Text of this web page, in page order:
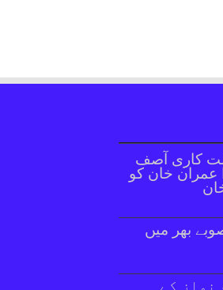
کاری آصف
عمران خان کو
بھر میں
نواز کے